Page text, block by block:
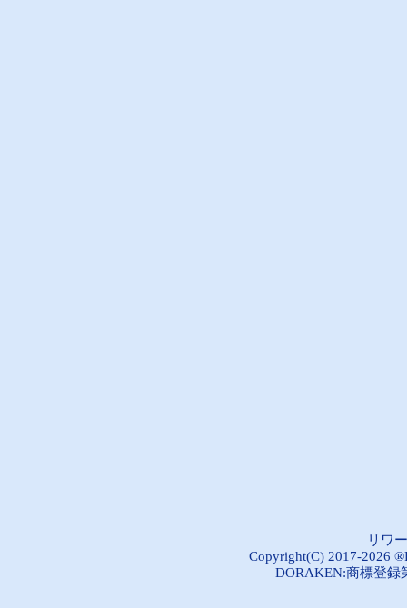
リワ
Copyright(C) 2017-2026
DORAKEN:商標登録第